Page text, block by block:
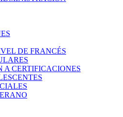
DE FRANCÉS
A CERTIFICACIONES